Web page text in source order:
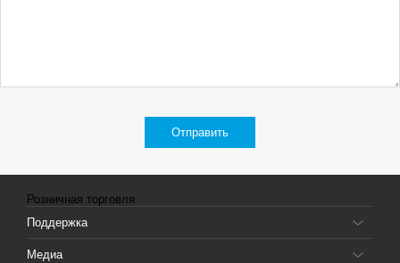
Розничная торговля
Поддержка
Медиа